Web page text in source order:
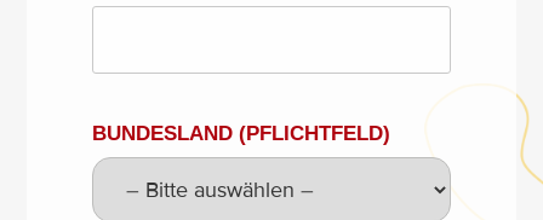
BUNDESLAND (PFLICHTFELD)